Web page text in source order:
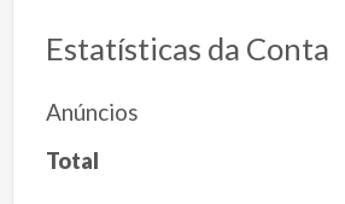
Estatísticas da Conta
Anúncios
Total